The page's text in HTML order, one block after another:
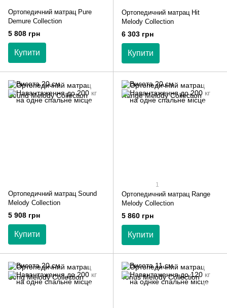
Ортопедичний матрац Pure
Demure Collection
5 808 грн
Купити
Ортопедичний матрац Hit
Melody Collection
6 303 грн
Купити
Ортопедичний матрац Sound
Melody Collection
5 908 грн
Купити
1
Ортопедичний матрац Range
Melody Collection
5 860 грн
Купити